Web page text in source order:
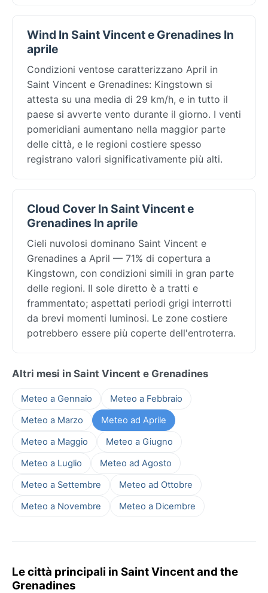
Wind In Saint Vincent e Grenadines In
aprile
Condizioni ventose caratterizzano April in
Saint Vincent e Grenadines: Kingstown si
attesta su una media di 29 km/h, e in tutto il
paese si avverte vento durante il giorno. I venti
pomeridiani aumentano nella maggior parte
delle città, e le regioni costiere spesso
registrano valori significativamente più alti.
Cloud Cover In Saint Vincent e
Grenadines In aprile
Cieli nuvolosi dominano Saint Vincent e
Grenadines a April — 71% di copertura a
Kingstown, con condizioni simili in gran parte
delle regioni. Il sole diretto è a tratti e
frammentato; aspettati periodi grigi interrotti
da brevi momenti luminosi. Le zone costiere
potrebbero essere più coperte dell'entroterra.
Altri mesi in Saint Vincent e Grenadines
Meteo a Gennaio
Meteo a Febbraio
Meteo a Marzo
Meteo ad Aprile
Meteo a Maggio
Meteo a Giugno
Meteo a Luglio
Meteo ad Agosto
Meteo a Settembre
Meteo ad Ottobre
Meteo a Novembre
Meteo a Dicembre
Le città principali in Saint Vincent and the
Grenadines